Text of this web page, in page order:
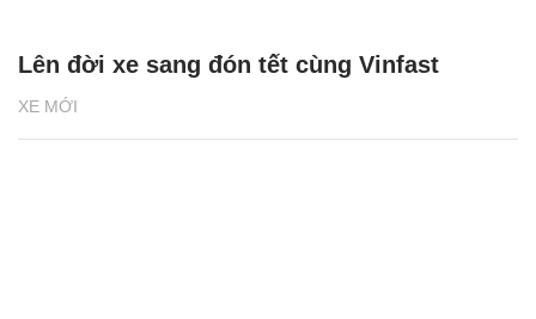
XE MỚI
Lên đời xe sang đón tết cùng Vinfast